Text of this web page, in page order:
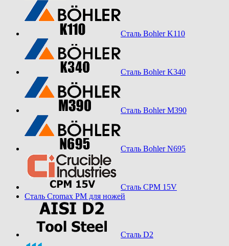
Сталь Bohler K110
Сталь Bohler K340
Сталь Bohler M390
Сталь Bohler N695
Сталь CPM 15V
Сталь Cromax PM для ножей
Сталь D2